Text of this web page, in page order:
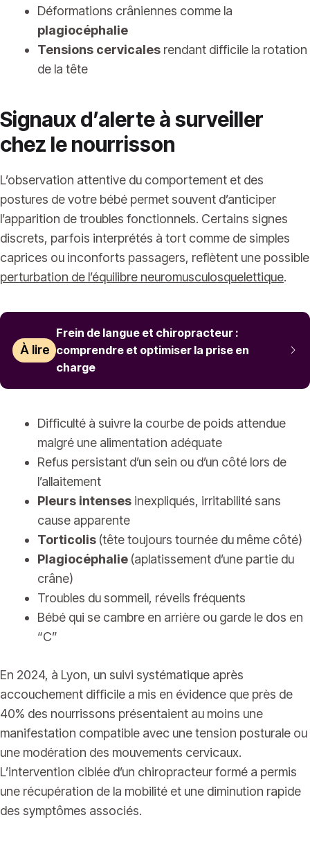
Déformations crâniennes comme la
plagiocéphalie
Tensions cervicales rendant difficile la rotation
de la tête
Signaux d’alerte à surveiller
chez le nourrisson
L’observation attentive du comportement et des
postures de votre bébé permet souvent d’anticiper
l’apparition de troubles fonctionnels. Certains signes
discrets, parfois interprétés à tort comme de simples
caprices ou inconforts passagers, reflètent une possible
perturbation de l’équilibre neuromusculosquelettique.
À lire
Frein de langue et chiropracteur :
comprendre et optimiser la prise en
charge
Difficulté à suivre la courbe de poids attendue
malgré une alimentation adéquate
Refus persistant d’un sein ou d’un côté lors de
l’allaitement
Pleurs intenses inexpliqués, irritabilité sans
cause apparente
Torticolis (tête toujours tournée du même côté)
Plagiocéphalie (aplatissement d’une partie du
crâne)
Troubles du sommeil, réveils fréquents
Bébé qui se cambre en arrière ou garde le dos en
“C”
En 2024, à Lyon, un suivi systématique après
accouchement difficile a mis en évidence que près de
40% des nourrissons présentaient au moins une
manifestation compatible avec une tension posturale ou
une modération des mouvements cervicaux.
L’intervention ciblée d’un chiropracteur formé a permis
une récupération de la mobilité et une diminution rapide
des symptômes associés.